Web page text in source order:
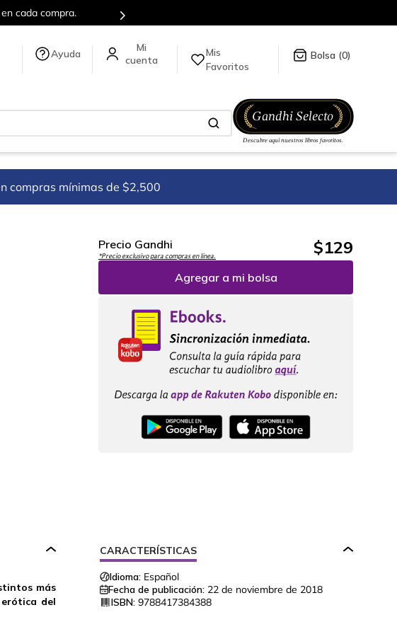
en nuestra tienda en línea.
Ayuda
Mis
Favoritos
0
compras mínimas de $2,500
Precio Gandhi
*Precio exclusivo para compras en línea. $129
Agregar a mi bolsa
más
del
CARACTERÍSTICAS
Idioma: Español
Fecha de publicación: 22 de noviembre de 2018
ISBN: 9788417384388